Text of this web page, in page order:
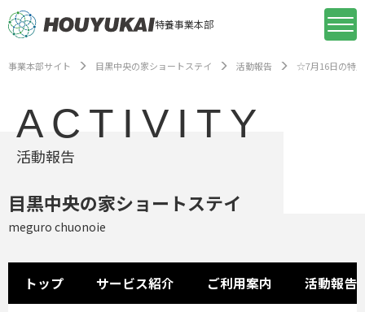
特養事業本部
事業本部サイト 目黒中央の家ショートステイ 活動報告 ☆7月16日の特
ACTIVITY
活動報告
目黒中央の家ショートステイ
meguro chuonoie
トップ サービス紹介 ご利用案内 活動報告